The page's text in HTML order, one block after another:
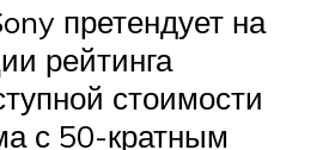
претендует на
рейтинга
стоимости
с 50-кратным